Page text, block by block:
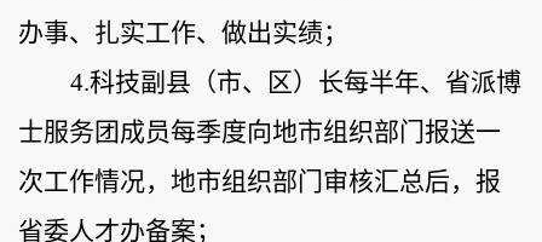
办事、扎实工作、做出实绩；
4.科技副县 （市、区） 长每半年、省派博
士服务团成员每季度向地市组织部门报送一
次工作情况，地市组织部门审核汇总后，报
省委人才办备案；